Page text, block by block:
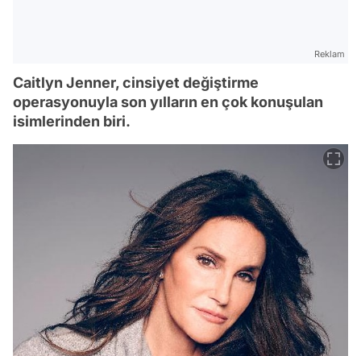
Reklam
Caitlyn Jenner, cinsiyet değiştirme
operasyonuyla son yılların en çok konuşulan
isimlerinden biri.